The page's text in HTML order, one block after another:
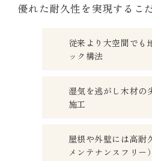
優れた耐久性を実現するこ
従来より大空間でも
ック構法
湿気を逃がし木材の
施工
屋根や外壁には高耐
メンテナンスフリー）